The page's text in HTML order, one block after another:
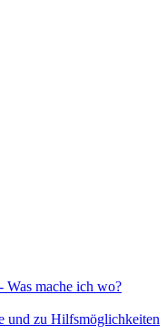
Was mache ich wo?
und zu Hilfsmöglichkeiten